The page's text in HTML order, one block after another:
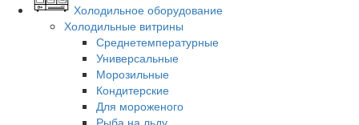
Холодильное оборудование
Холодильные витрины
Среднетемпературные
Универсальные
Морозильные
Кондитерские
Для мороженого
Рыба на льду